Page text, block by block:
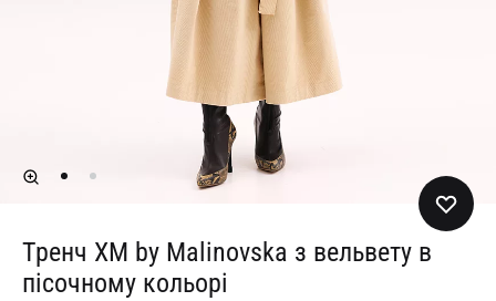
Тренч XM by Malinovska з вельвету в
пісочному кольорі